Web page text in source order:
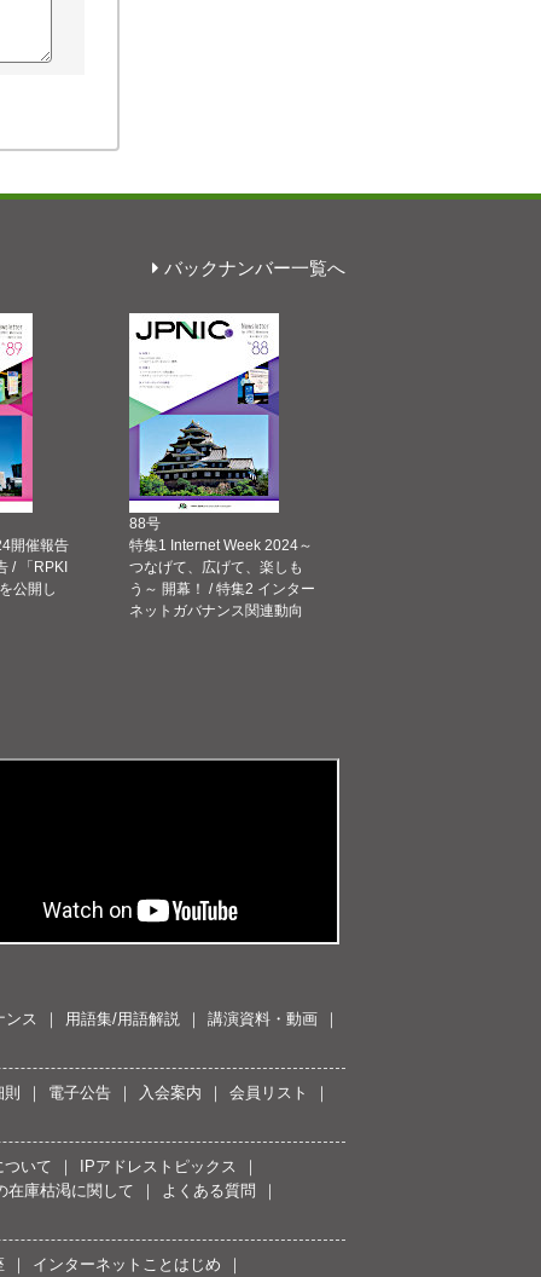
バックナンバー一覧へ
開催報告
/ 「RPKI
公開し
88号
特集1 Internet Week 2024～
つなげて、広げて、楽しも
う～ 開幕！ / 特集2 インター
ネットガバナンス関連動向
ンス 用語集/用語解説 講演資料・動画
電子公告 入会案内 会員リスト
ついて
IPアドレストピックス
在庫枯渇に関して
よくある質問
インターネットことはじめ